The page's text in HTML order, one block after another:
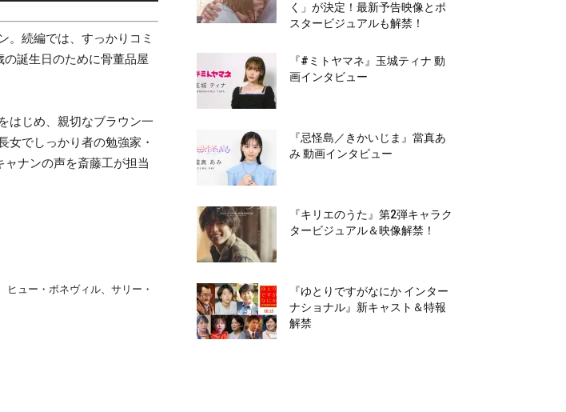
。続編では、すっかりコミ
誕生日のために骨董品屋
はじめ、親切なブラウン一
女でしっかり者の勉強家・
ャナンの声を斎藤工が担当
ュー・ボネヴィル、サリー・
く」が決定！最新予告映像とポ
スタービジュアルも解禁！
『#ミトヤマネ』玉城ティナ 動
画インタビュー
『忌怪島／きかいじま』當真あ
み 動画インタビュー
『キリエのうた』第2弾キャラク
タービジュアル＆映像解禁！
『ゆとりですがなにか インター
ナショナル』新キャスト＆特報
解禁